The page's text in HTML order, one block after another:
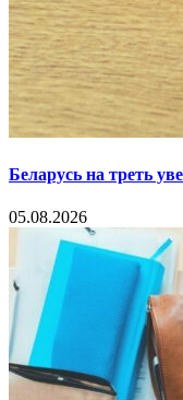
Беларусь на треть
05.08.2026